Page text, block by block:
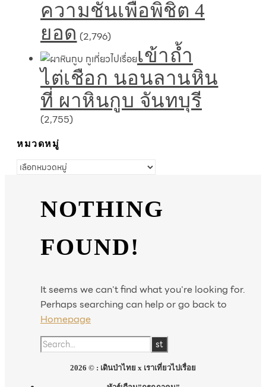
ความชันเพื่อพิชิต 4
ยอด (2,796)
เข้าถ้ำ
ไต่เชือก นอนลานหิน
ที่ ผาหินกูบ จันทบุรี
(2,755)
หมวดหมู่
หมวด
NOTHING
FOUND!
It seems we can't find what you're looking for.
Perhaps searching can help or go back to
Homepage
2026 © : เดินป่าไทย x เราเที่ยวไปเรื่อย